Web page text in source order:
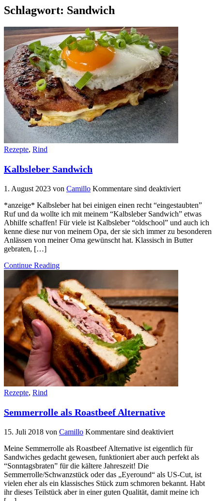
Schlagwort: Sandwich
Rezepte, Rind
Kalbsleber Sandwich
1. August 2023 von Camillo Kommentare sind deaktiviert
*anzeige* Kalbsleber hat bei einigen einen recht “eingestaubten”
Ruf und da wollte ich mit meinem “Kalbsleber Sandwich” etwas
Abhilfe schaffen! Für viele ist Kalbsleber “oldschool” und auch ich
kenne diese nur von meinem Opa, der sie sich immer zu besonderen
Anlässen von meiner Oma gewünscht hat. Klassisch in Butter
gebraten, […]
Continue Reading
Rezepte, Rind
Semmerrolle als Roastbeef Alternative
15. Juli 2018 von Camillo Kommentare sind deaktiviert
Meine Semmerrolle als Roastbeef Alternative ist eigentlich für
Sandwiches gedacht gewesen, funktioniert aber auch perfekt als
“Sonntagsbraten” für die kältere Jahreszeit! Die
Semmerrolle/Schwanzstück oder das „Eyeround“ als US-Cut, ist
vielen eher als ein klassisches Stück zum schmoren bekannt. Habt
ihr dieses Teilstück aber in einer guten Qualität, damit meine ich